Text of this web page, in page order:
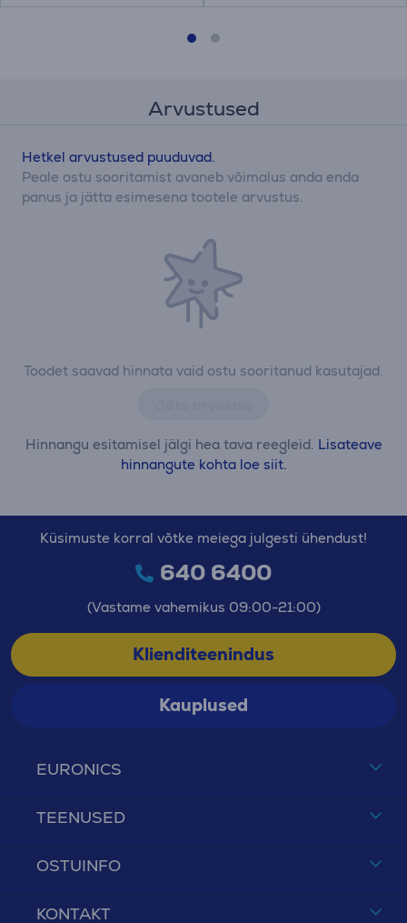
Arvustused
Toodet saavad hinnata vaid ostu sooritanud kasutajad.
Hinnangu esitamisel jälgi hea tava reegleid. Lisateave
hinnangute kohta loe siit.
Hetkel arvustused puuduvad.
Peale ostu sooritamist avaneb võimalus anda enda
panus ja jätta esimesena tootele arvustus.
EURONICS
TEENUSED
OSTUINFO
KONTAKT
Küsimuste korral võtke meiega julgesti ühendust!
640 6400
(Vastame vahemikus 09:00-21:00)
Klienditeenindus
Kauplused